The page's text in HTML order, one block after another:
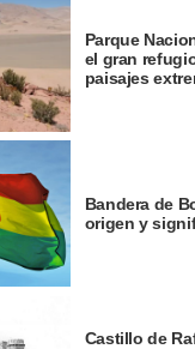
Parque
el gran
paisajes
Bandera de
origen y
Castillo de